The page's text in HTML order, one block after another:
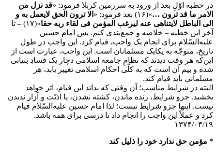
در خطبه اوّلِ بعد از ورود به سرزمین کربلا فرمود: «قد نزل من
الامر ما قد ترون …»(۱۶) بعد فرمود: «
الا ترون الحق لایعمل به و
الی الباطل لایتناهی عنه لیرغب المؤمن فی لقاء ربه حقا
»(۱۷) – تا
آخر این خطبه – خلاصه و جمع‌بندی کنم. پس امام حسین
علیه‌السّلام برای انجام یک واجب، قیام کرد. این واجب در طول
تاریخ، متوجّه به یکایک مسلمانان است. این واجب، عبارت است از
این‌که هر وقت دیدند که نظامِ جامعه اسلامی دچار یک فسادِ بنیانی
شده و بیم آن است که به کلّی احکام اسلامی تغییر یابد، هر
مسلمانی باید قیام کند.
البته در شرایط مناسب؛ آن وقتی که بداند این قیام، اثر خواهد
بخشید. جزو شرایط، زنده ماندن، کشته نشدن، یا اذیّت و آزار ندیدن
نیست. اینها جزو شرایط نیست؛ لذا امام حسین علیه‌السّلام قیام
کرد و عملاً این واجب را انجام داد تا درسی برای همه باشد.
۱۳۷۴/۰۳/۱۹
* مؤمن حق ندارد خود را ذلیل کند